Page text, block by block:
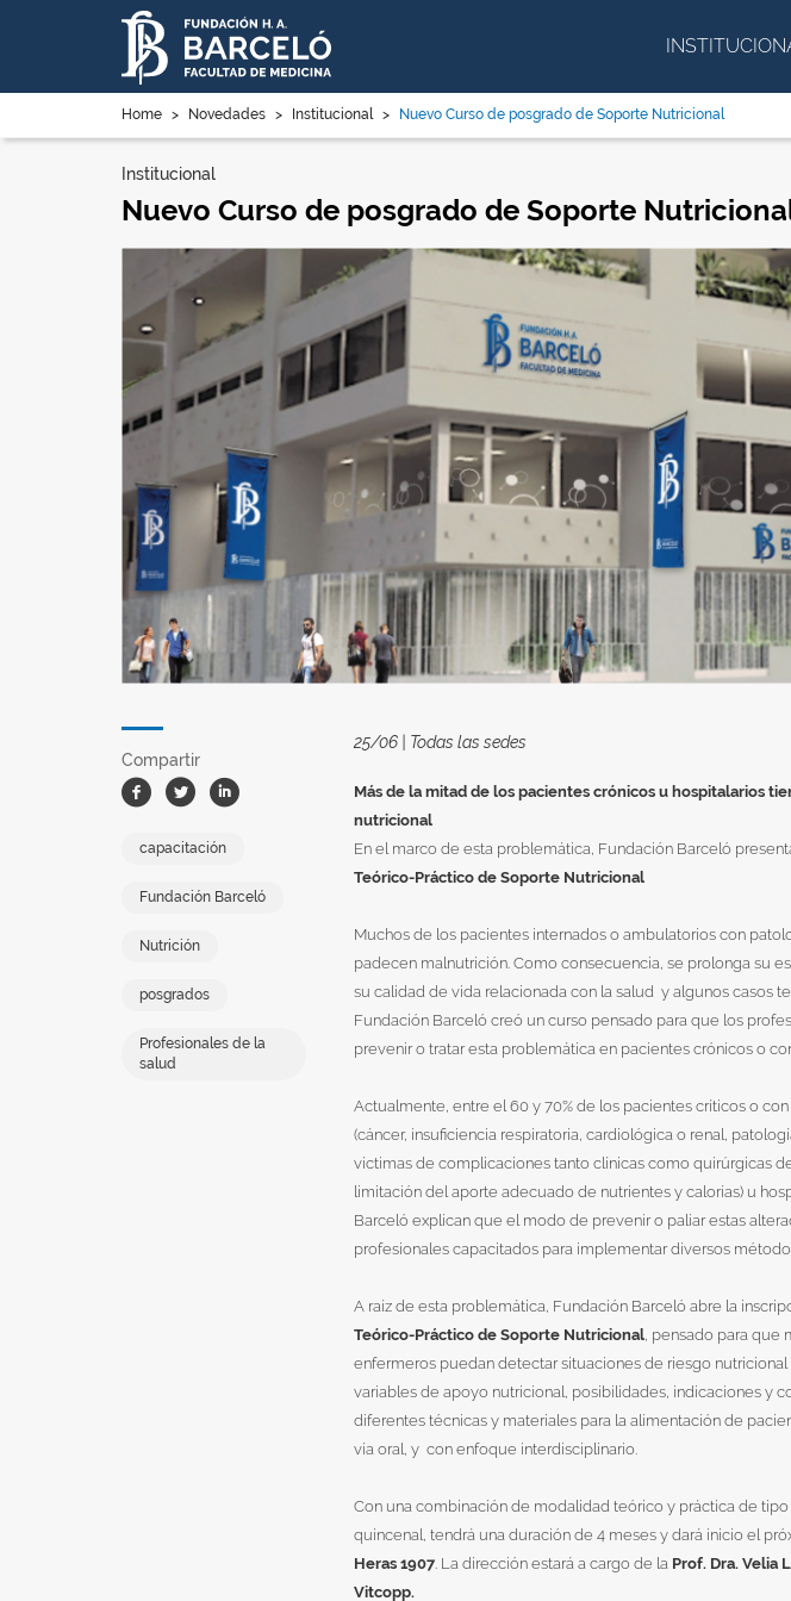
Home > Novedades > Institucional > Nuevo Curso de posgrado de Soporte Nutricional
Institucional
Nuevo Curso de posgrado de Soporte
Compartir
Facebook
TwitterLinkedin
capacitación
Fundación Barceló
Nutrición
posgrados
Profesionales de la
salud
25/06 | Todas las sedes
Más de la mitad de los pacientes crónicos u hospitalarios
nutricional
En el marco de esta problemática, Fundación Barceló
Teórico-Práctico de Soporte Nutricional
Muchos de los pacientes internados o ambulatorios con
padecen malnutrición. Como consecuencia, se prolonga su
su calidad de vida relacionada con la salud y algunos casos
Fundación Barceló creó un curso pensado para que los
prevenir o tratar esta problemática en pacientes crónicos o
Actualmente, entre el 60 y 70% de los pacientes críticos o
(cáncer, insuficiencia respiratoria, cardiológica o renal,
víctimas de complicaciones tanto clínicas como quirúrgicas
limitación del aporte adecuado de nutrientes y calorías) u
Barceló explican que el modo de prevenir o paliar estas
profesionales capacitados para implementar diversos
A raíz de esta problemática, Fundación Barceló abre la
Teórico-Práctico de Soporte Nutricional, pensado para que
enfermeros puedan detectar situaciones de riesgo
variables de apoyo nutricional, posibilidades, indicaciones y
diferentes técnicas y materiales para la alimentación de
vía oral, y con enfoque interdisciplinario.
Con una combinación de modalidad teórico y práctica de tipo
quincenal, tendrá una duración de 4 meses y dará inicio el
Heras 1907. La dirección estará a cargo de la Prof. Dra. Velia
Vitcopp.